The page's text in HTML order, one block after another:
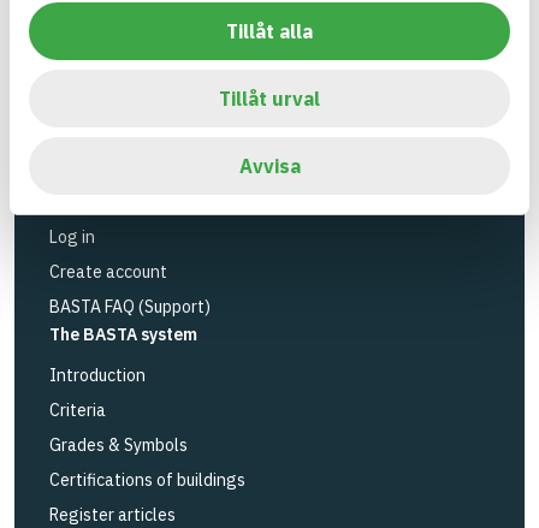
Tillåt alla
Tillåt urval
Avvisa
Link to other website
Tools
Log in
Create account
BASTA FAQ (Support)
The BASTA system
Introduction
Criteria
Grades & Symbols
Certifications of buildings
Register articles